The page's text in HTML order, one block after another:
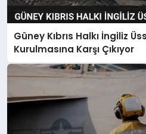
Güney Kıbrıs Halkı İngiliz
Kurulmasına Karşı Çıkıyor